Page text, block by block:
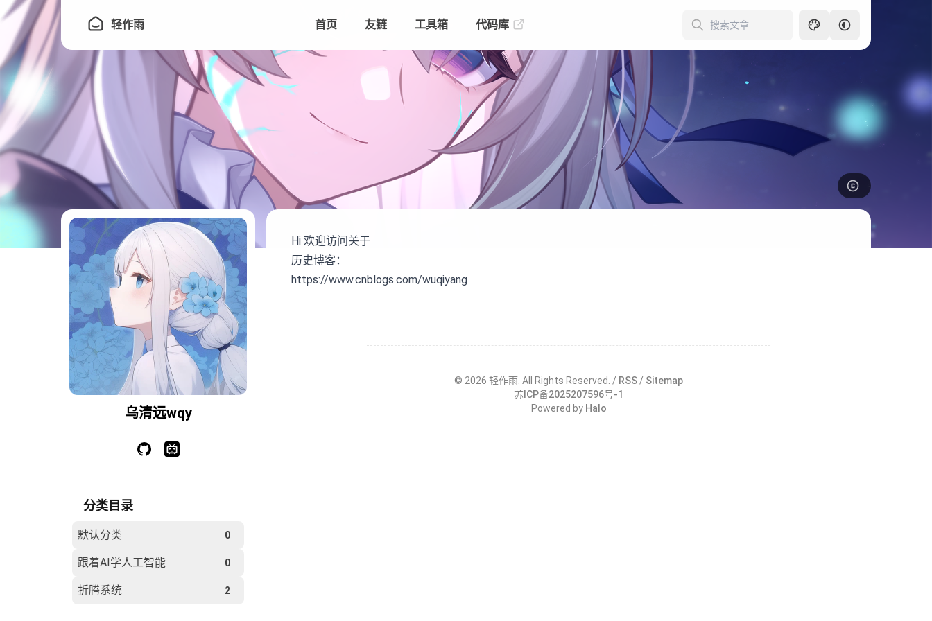
轻作雨 首页 友链 工具箱 代码库
乌清远wqy
分类目录
默认分类 0
跟着AI学人工智能 0
折腾系统 2
Hi 欢迎访问关于
历史博客：
https://www.cnblogs.com/wuqiyang
© 2026 轻作雨. All Rights Reserved. / RSS/ Sitemap
苏ICP备2025207596号-1
Powered by Halo